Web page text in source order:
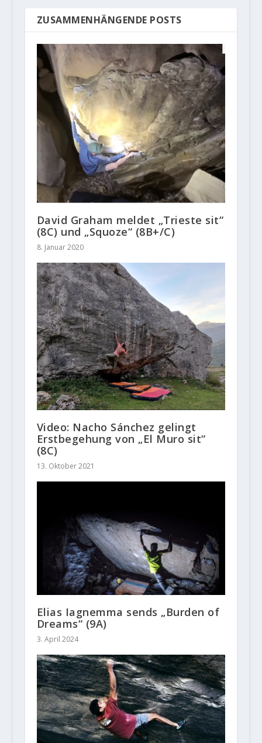
ZUSAMMENHÄNGENDE POSTS
David Graham meldet „Trieste sit“
(8C) und „Squoze“ (8B+/C)
8. Januar 2020
Video: Nacho Sánchez gelingt
Erstbegehung von „El Muro sit“
(8C)
13. Oktober 2021
Elias Iagnemma sends „Burden of
Dreams“ (9A)
3. April 2024